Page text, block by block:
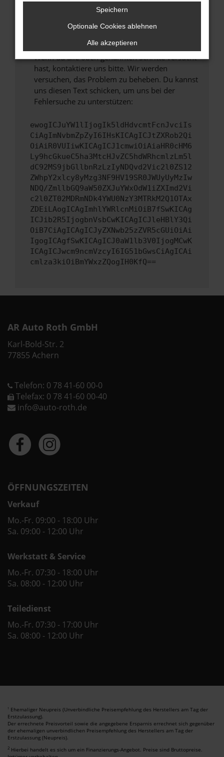
Sicherheitsrisiko, sondern kann auch dazu
unterstützt werden.
Wende dich an den Webseitenbetreiber.
Wenn du alle oben genannten Schritte versucht
hast, kontaktiere uns bitte. Wir werden
versuchen, das Problem zu beheben. Du kannst
uns diesen Text schicken, um uns bei der
Fehlersuche zu unterstützen:
ewogICJuYW1lIjogIk5ldHdvcmtFcnJvciIs
CiAgImNvbmZpZyI6IHsKICAgICJtZXRob2Qi
OiAiR0VUIiwKICAgICJ1cmwiOiAiaHR0cHM6
Ly9hcGkueC5ha3MtcHJvZC5hdWRhcmlzLm5l
dC92MS9jbGllbnRzLzIyNDQvd2Vic2l0ZS12
ZWhpY2xlcy8yMzg3NF9HV19SR0JWUyUyMzIw
NDQ/ZmllbGQ9aW50ZXJuYWxOdW1iZXImd2Vi
c2l0ZT02MDRmNDk4YWU0NzY3MTRkM2Q1OTAx
ZDEiLAogICAgImhlYWRlcnMiOiB7fSwKICAg
ICJib2R5IjogbnVsbCwKICAgICJleHBlY3Qi
OiB7CiAgICAgICJyZXNwb25zZVR5cGUiOiAi
IgogICAgfSwKICAgICJ0aW1lb3V0IjogMCwK
ICAgICJwcm9ncmVzcyI6IG51bGwsCiAgICAi
cmlza3kiOiBmYWxzZQogIH0KfQ==
AR Auto Roth GmbH
Karl-Bold-Str. 2
77855 Achern
Telefon: 0 78 41-60 00-0
Telefax: 0 78 41-60 00-40
info@auto-roth.de
ÖFFNUNGSZEITEN
Verkauf
Mo.-Fr. 09:00 - 18:00 Uhr
Sa. 09:00 - 12:00 Uhr
Werkstatt & Service
Mo.-Fr. 07:30 - 18:00 Uhr
Sa. 08:00 - 12:00 Uhr
Teiledienst
Mo.-Fr. 07:30 - 17:00 Uhr
Sa. 08:00 - 12:00 Uhr
1 Ehemaliger Neupreis (Unverbindliche Preisempfehlung des Herstellers am Tag der
Erstzulassung).
Der errechnete Preisvorteil sowie die angegebene Ersparnis errechnet sich gegenüber
der ehemaligen unverbindlichen Preisempfehlung des Herstellers am Tag der
Erstzulassung (Neupreis).
2 Hierbei handelt es sich um ein Finanzierungs-Angebot. Preise sind Bruttopreise.
Speichern
Optionale Cookies ablehnen
Alle akzeptieren